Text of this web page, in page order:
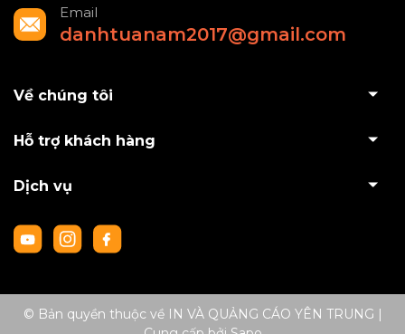
Email
danhtuanam2017@gmail.com
Về chúng tôi
Hỗ trợ khách hàng
Dịch vụ
© Bản quyền thuộc về IN VÀ QUẢNG CÁO YÊN TRUNG |